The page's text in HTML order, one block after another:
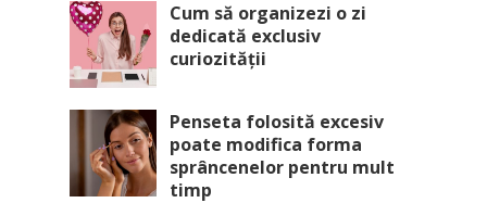
Cum să organizezi o zi
dedicată exclusiv
curiozității
Penseta folosită excesiv
poate modifica forma
sprâncenelor pentru mult
timp